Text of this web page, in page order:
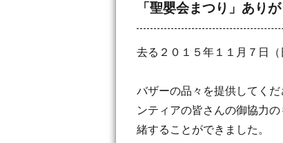
「聖嬰会まつり」あり
去る２０１５年１１月７日
バザーの品々を提供してく
ンティアの皆さんの御協力
緒することができました。